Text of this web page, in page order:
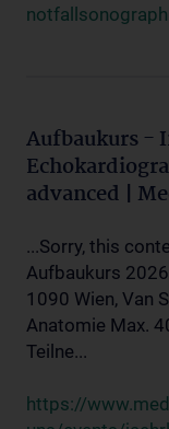
Aufbaukurs -
advanced |
...Sorry, this
Aufbaukurs
1090 Wien, Van
Anatomie Max.
Teilne...
https://